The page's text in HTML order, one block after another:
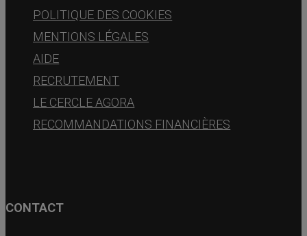
POLITIQUE DES COOKIES
MENTIONS LÉGALES
AIDE
RECRUTEMENT
LE CERCLE AGORA
RECOMMANDATIONS FINANCIÈRES
CONTACT